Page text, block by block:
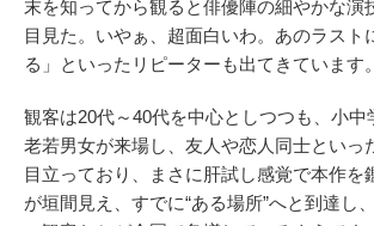
末を知ってから観ると俳優陣の細やかな演
目見た。いやぁ、超面白いわ。あのラスト
る」といったリピーターも出てきています。
観客は20代～40代を中心としつつも、小中
老若男女が来場し、友人や恋人同士といっ
目立っており、まさに肝試し感覚で本作を
が垣間見え、すでに“ある場所”へと到達し